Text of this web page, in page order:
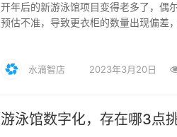
开年后的新游泳馆项目变得老多了，偶
预估不准，导致更衣柜的数量出现偏差
水滴智店 2023年3月20日
游泳馆数字化，存在哪3点